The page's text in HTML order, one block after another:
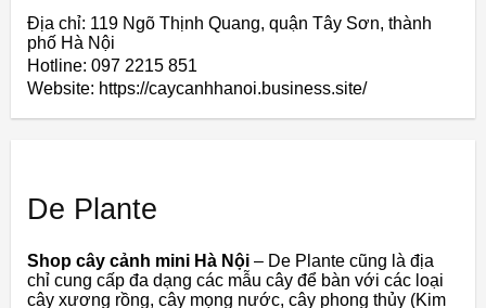
Địa chỉ: 119 Ngõ Thịnh Quang, quận Tây Sơn, thành
phố Hà Nội
Hotline: 097 2215 851
Website: https://caycanhhanoi.business.site/
De Plante
Shop cây cảnh mini Hà Nội – De Plante cũng là địa
chỉ cung cấp đa dạng các mẫu cây để bàn với các loại
cây xương rồng, cây mọng nước, cây phong thủy (Kim